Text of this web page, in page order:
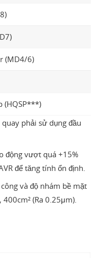
(MD4/6)
(HQSP***)
phải sử dụng đầu
động vượt quá +15%
để tăng tính ổn định.
và độ nhám bề mặt
(Ra 0.25μm).